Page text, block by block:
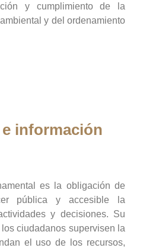
y cumplimiento de la
y del ordenamiento
información
es la obligación de
pública y accesible la
y decisiones. Su
ciudadanos supervisen la
el uso de los recursos,